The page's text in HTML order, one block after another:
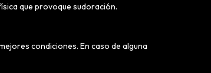
que provoque sudoración.
condiciones. En caso de alguna